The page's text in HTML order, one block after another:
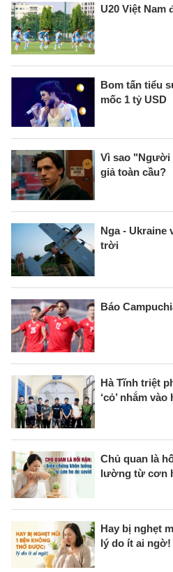
U20 Việt Nam
Bom tấn tiểu
mốc 1 tỷ USD
Vì sao "Người
giả toàn cầu?
Nga - Ukraine
trời
Báo
Hà Tĩnh triệt
‘cỏ’ nhắm
Chủ quan là
lường từ cơn
Hay bị nghẹt
lý do ít ai ngờ!